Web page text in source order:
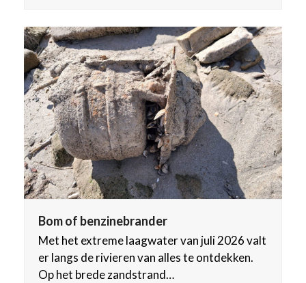
Bom of benzinebrander
Met het extreme laagwater van juli 2026 valt
er langs de rivieren van alles te ontdekken.
Op het brede zandstrand…